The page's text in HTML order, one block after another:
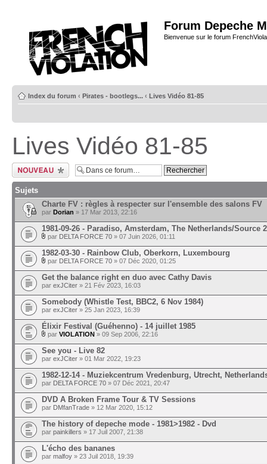
Forum Depeche
Bienvenue sur le forum
Index du forum ‹ Pirates - bootlegs... ‹ Lives Vidéo 81-85
Lives Vidéo 81-85
Ecrire un nouveau
sujet
Sujets
Charte FV : règles à respecter sur l'ensemble des salons FV
par Dorian » 17 Mar 2013, 22:16
1981-09-26 - Paradiso, Amsterdam, The Netherlands/Source 2
par DELTA FORCE 70 » 07 Juin 2026, 01:11
1982-03-30 - Rainbow Club, Oberkorn, Luxembourg
par DELTA FORCE 70 » 07 Déc 2020, 01:25
Get the balance right en duo avec Cathy Davis
par exJCiter » 21 Fév 2023, 16:03
Somebody (Whistle Test, BBC2, 6 Nov 1984)
par exJCiter » 25 Jan 2023, 16:39
Élixir Festival (Guéhenno) - 14 juillet 1985
par VIOLATION » 09 Sep 2006, 22:16
See you - Live 82
par exJCiter » 01 Mar 2022, 19:23
1982-12-14 - Muziekcentrum Vredenburg, Utrecht,
par DELTA FORCE 70 » 07 Déc 2021, 20:47
DVD A Broken Frame Tour & TV Sessions
par DMfanTrade » 12 Mar 2020, 15:12
The history of depeche mode - 1981>1982 - Dvd
par painkillers » 17 Juil 2007, 21:38
L'écho des bananes
par malfoy » 23 Juil 2018, 19:39